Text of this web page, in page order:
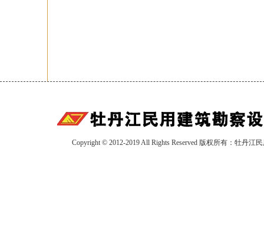
Copyright © 2012-2019 All Rights Reserved 版权所有：牡丹